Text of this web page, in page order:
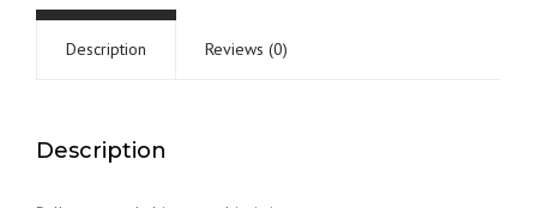
Description Reviews (0)
Description